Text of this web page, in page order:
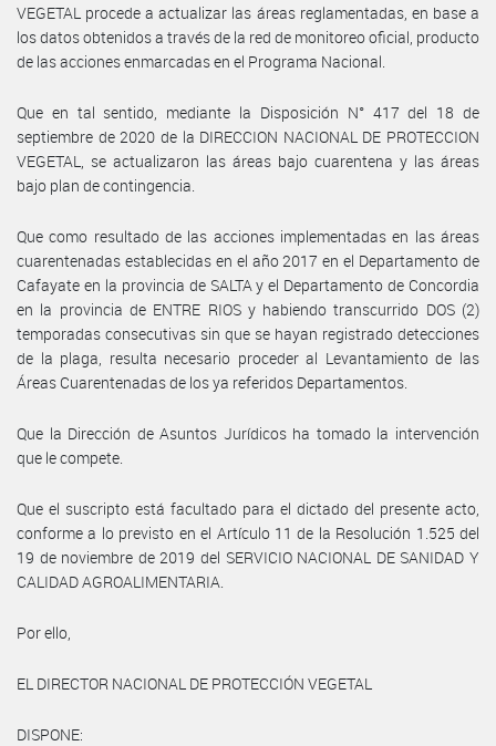
VEGETAL procede a actualizar las áreas reglamentadas, en base a
los datos obtenidos a través de la red de monitoreo oficial, producto
de las acciones enmarcadas en el Programa Nacional.
Que en tal sentido, mediante la Disposición N° 417 del 18 de
septiembre de 2020 de la DIRECCION NACIONAL DE PROTECCION
VEGETAL, se actualizaron las áreas bajo cuarentena y las áreas
bajo plan de contingencia.
Que como resultado de las acciones implementadas en las áreas
cuarentenadas establecidas en el año 2017 en el Departamento de
Cafayate en la provincia de SALTA y el Departamento de Concordia
en la provincia de ENTRE RIOS y habiendo transcurrido DOS (2)
temporadas consecutivas sin que se hayan registrado detecciones
de la plaga, resulta necesario proceder al Levantamiento de las
Áreas Cuarentenadas de los ya referidos Departamentos.
Que la Dirección de Asuntos Jurídicos ha tomado la intervención
que le compete.
Que el suscripto está facultado para el dictado del presente acto,
conforme a lo previsto en el Artículo 11 de la Resolución 1.525 del
19 de noviembre de 2019 del SERVICIO NACIONAL DE SANIDAD Y
CALIDAD AGROALIMENTARIA.
Por ello,
EL DIRECTOR NACIONAL DE PROTECCIÓN VEGETAL
DISPONE: